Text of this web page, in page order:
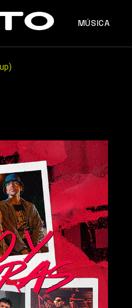
MÚSICA
MASHUPS
ORIGINALES